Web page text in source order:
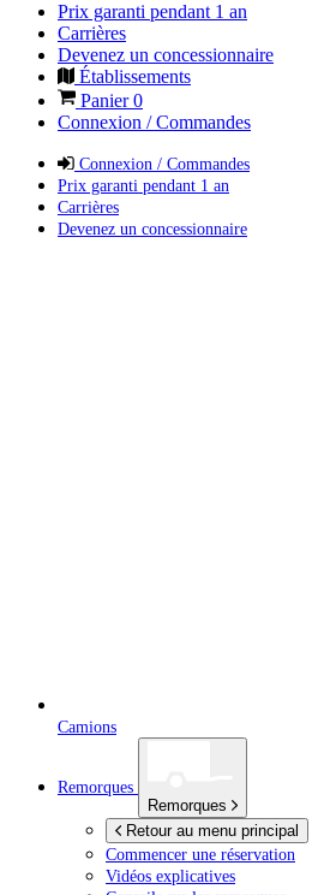
Prix garanti pendant 1 an
Carrières
Devenez un concessionnaire
Établissements
Panier0
Connexion / Commandes
Connexion / Commandes
Prix garanti pendant 1 an
Carrières
Devenez un concessionnaire
Camions
Remorques
Remorques
Retour au menu principal
Commencer une réservation
Vidéos explicatives